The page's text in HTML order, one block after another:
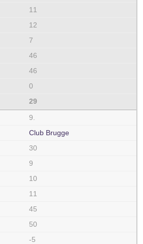
11
12
7
46
46
0
29
9.
Club Brugge
30
9
10
11
45
50
-5